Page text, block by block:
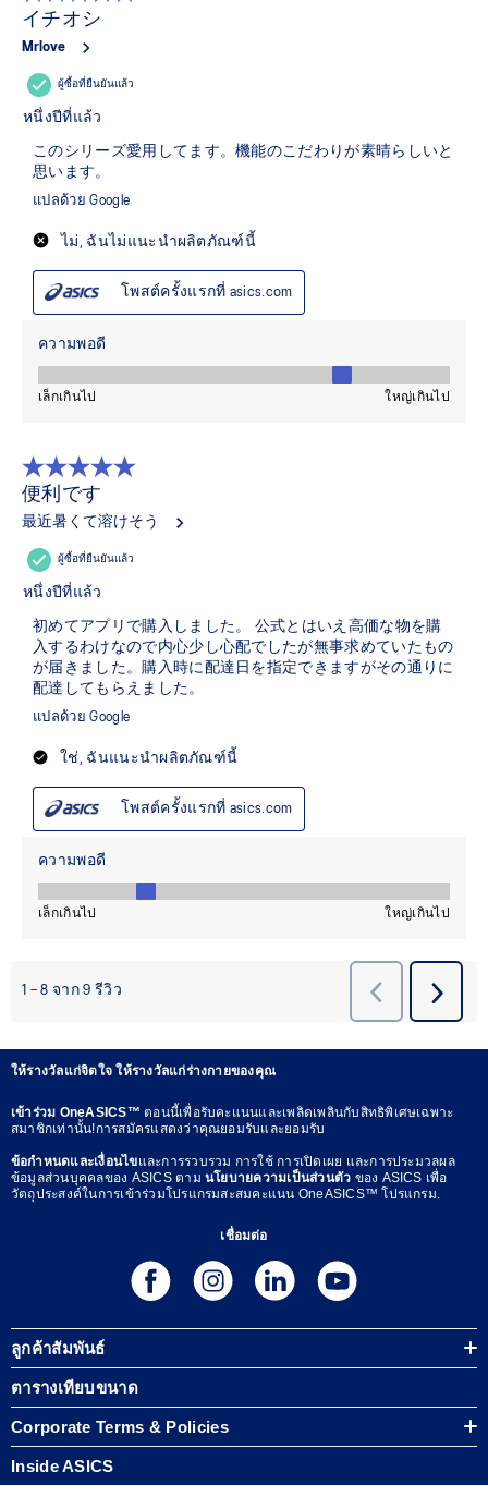
ให้รางวัลแก่จิตใจ ให้รางวัลแก่ร่างกายของคุณ
เข้าร่วม OneASICS™ตอนนี้เพื่อรับคะแนนและเพลิดเพลินกับสิทธิพิเศษเฉพาะ
สมาชิกเท่านั้น!การสมัครแสดงว่าคุณยอมรับและยอมรับ
ข้อกำหนดและเงื่อนไขและการรวบรวม การใช้ การเปิดเผย และการประมวลผล
ข้อมูลส่วนบุคคลของ ASICS ตาม นโยบายความเป็นส่วนตัว ของ ASICS เพื่อ
วัตถุประสงค์ในการเข้าร่วมโปรแกรมสะสมคะแนน OneASICS™ โปรแกรม.
เชื่อมต่อ
ลูกค้าสัมพันธ์
ตารางเทียบขนาด
Corporate Terms & Policies
Inside ASICS